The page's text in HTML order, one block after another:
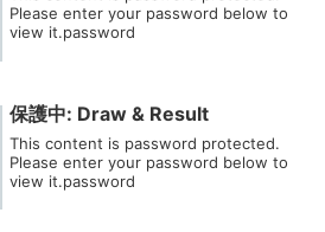
Please enter your password below to
view it.password
保護中: Draw & Result
This content is password protected.
Please enter your password below to
view it.password